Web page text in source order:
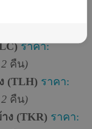
ราคา:
2 คืน)
(TLH) ราคา:
2 คืน)
ง (TKR) ราคา: